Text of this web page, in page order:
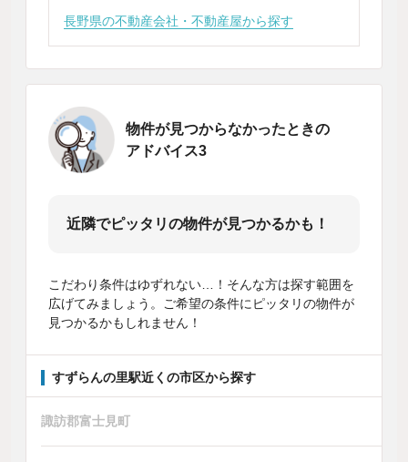
長野県の不動産会社・不動産屋から探す
物件が見つからなかったときの
アドバイス3
近隣でピッタリの物件が見つかるかも！
こだわり条件はゆずれない…！そんな方は探す範囲を
広げてみましょう。ご希望の条件にピッタリの物件が
見つかるかもしれません！
すずらんの里駅近くの市区から探す
諏訪郡富士見町